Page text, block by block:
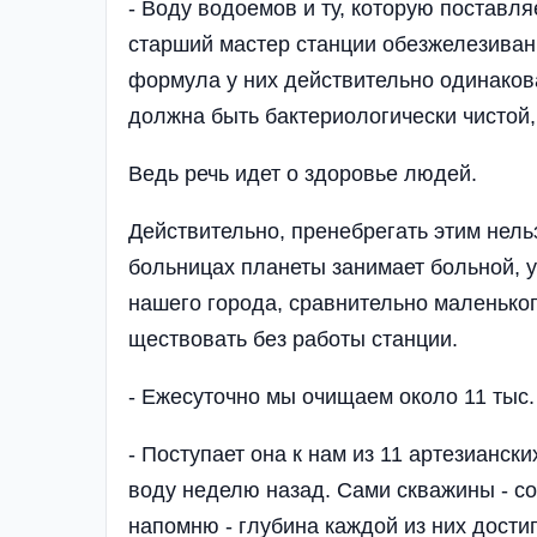
- Воду водоемов и ту, которую
старший мастер станции
формула у них действительно
должна быть бакте­ри­о­­ло­­­гически
Ведь речь идет о здоро­вье людей.
Действительно, пренебрегать этим
бо­льницах планеты занима­ет больной,
нашего города, сравнительно
ществовать без работы станции.
- Ежесуточно мы очи­щаем около 11
- Поступает она к нам из 11
воду неделю назад. Сами сква­жины -
напомню - глу­бина каждой из них